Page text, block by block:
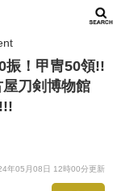
振！甲冑50領!!
刀剣博物館
年05月08日 12時00分更新